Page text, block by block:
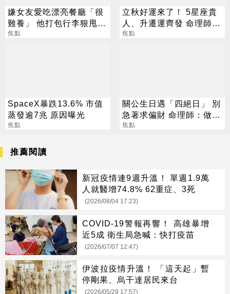
嫌女友愛吃漂亮餐廳「很
難養」 他打包行李狠甩
網搖頭：你適合單身
焦點
立秋好運來了！ 5星座貴
人、升遷運齊發 命理師：
把握黃金轉運期
焦點
SpaceX暴跌13.6% 市值
蒸發逾7兆 原因曝光
焦點
關公生日遇「四絕日」 別
急著求偏財 命理師：做1
事更有效
焦點
推薦閱讀
新冠疫情連9週升溫！ 單週1.9萬
人就醫增74.8% 62重症、3死
(2026/08/04 17:23)
COVID-19警報再響！ 高雄暴增
近5成 衛生局急喊：快打疫苗
(2026/07/07 12:47)
伊波拉疫情升溫！ 「這天起」暫
停剛果、烏干達居民來台
(2026/05/29 17:57)